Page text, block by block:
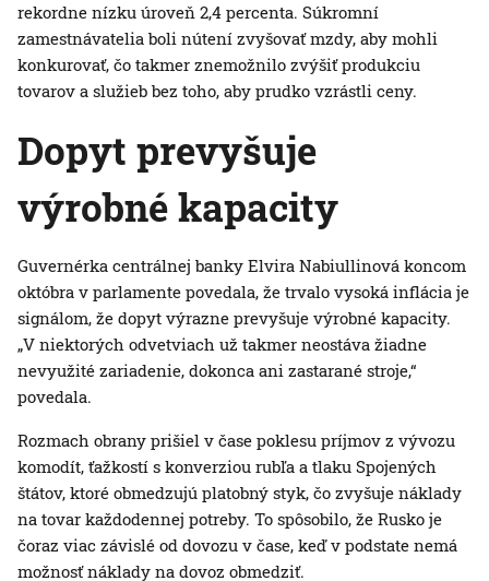
rekordne nízku úroveň 2,4 percenta. Súkromní
zamestnávatelia boli nútení zvyšovať mzdy, aby mohli
konkurovať, čo takmer znemožnilo zvýšiť produkciu
tovarov a služieb bez toho, aby prudko vzrástli ceny.
Dopyt prevyšuje
výrobné kapacity
Guvernérka centrálnej banky Elvira Nabiullinová koncom
októbra v parlamente povedala, že trvalo vysoká inflácia je
signálom, že dopyt výrazne prevyšuje výrobné kapacity.
„V niektorých odvetviach už takmer neostáva žiadne
nevyužité zariadenie, dokonca ani zastarané stroje,“
povedala.
Rozmach obrany prišiel v čase poklesu príjmov z vývozu
komodít, ťažkostí s konverziou rubľa a tlaku Spojených
štátov, ktoré obmedzujú platobný styk, čo zvyšuje náklady
na tovar každodennej potreby. To spôsobilo, že Rusko je
čoraz viac závislé od dovozu v čase, keď v podstate nemá
možnosť náklady na dovoz obmedziť.